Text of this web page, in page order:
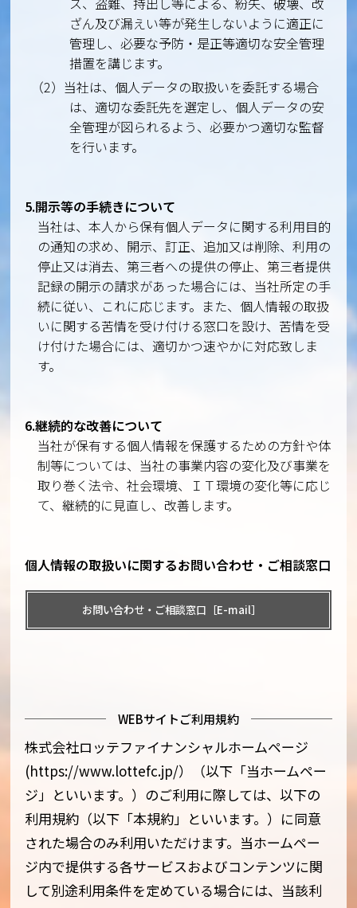
ざん及び漏えい等が発生しないように適正に
管理し、必要な予防・是正等適切な安全管理
措置を講じます。
（2）当社は、個人データの取扱いを委託する場合
は、適切な委託先を選定し、個人データの安
全管理が図られるよう、必要かつ適切な監督
を行います。
5.開示等の手続きについて
当社は、本人から保有個人データに関する利用目的
の通知の求め、開示、訂正、追加又は削除、利用の
停止又は消去、第三者への提供の停止、第三者提供
記録の開示の請求があった場合には、当社所定の手
続に従い、これに応じます。また、個人情報の取扱
いに関する苦情を受け付ける窓口を設け、苦情を受
け付けた場合には、適切かつ速やかに対応致しま
す。
6.継続的な改善について
当社が保有する個人情報を保護するための方針や体
制等については、当社の事業内容の変化及び事業を
取り巻く法令、社会環境、ＩＴ環境の変化等に応じ
て、継続的に見直し、改善します。
個人情報の取扱いに関するお問い合わせ・ご相談窓口
お問い合わせ・ご相談窓口［E-mail］
WEBサイトご利用規約
株式会社ロッテファイナンシャルホームページ
(https://www.lottefc.jp/）（以下「当ホームペー
ジ」といいます。）のご利用に際しては、以下の
利用規約（以下「本規約」といいます。）に同意
された場合のみ利用いただけます。当ホームペー
ジ内で提供する各サービスおよびコンテンツに関
して別途利用条件を定めている場合には、当該利